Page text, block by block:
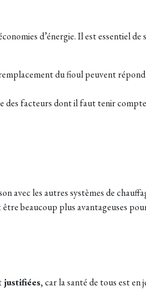
d’énergie. Il est essentiel de
du fioul peuvent
des facteurs dont il faut tenir
avec les autres systèmes de
beaucoup plus avantageuses
justifiées, car la santé de tous est en